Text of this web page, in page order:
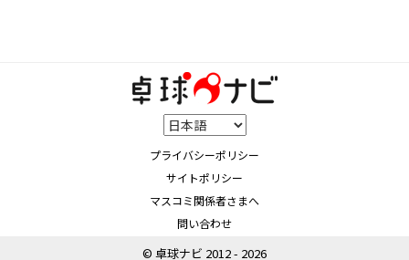
プライバシーポリシー
サイトポリシー
マスコミ関係者さまへ
問い合わせ
© 卓球ナビ 2012 - 2026